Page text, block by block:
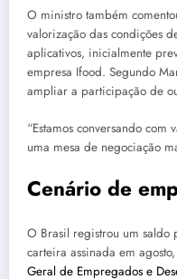
O ministro também
valorização das condições
aplicativos, inicialmente
empresa Ifood. Segundo
ampliar a participação de
“Estamos conversando
uma mesa de negociação
Cenário de
O Brasil registrou um saldo
carteira assinada em
Geral de Empregados e